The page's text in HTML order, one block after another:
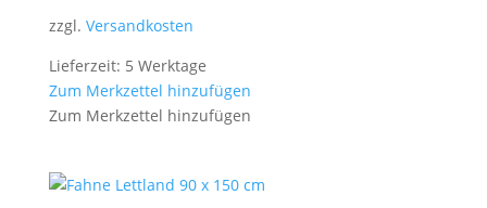
zzgl. Versandkosten
Lieferzeit: 5 Werktage
Zum Merkzettel hinzufügen
Zum Merkzettel hinzufügen